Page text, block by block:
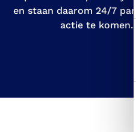
en staan daarom 24/7
actie te komen.